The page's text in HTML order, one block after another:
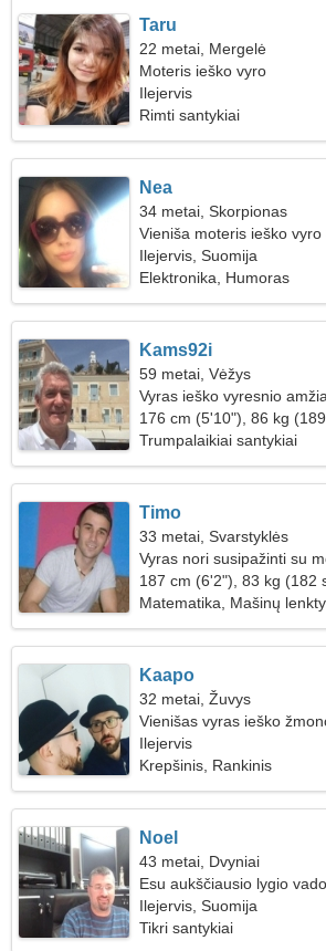
Taru
22 metai, Mergelė
Moteris ieško vyro
Ilejervis
Rimti santykiai
Nea
34 metai, Skorpionas
Vieniša moteris ieško vyro
Ilejervis, Suomija
Elektronika, Humoras
Kams92i
59 metai, Vėžys
Vyras ieško vyresnio
176 cm (5'10"), 86 kg
Trumpalaikiai santykiai
Timo
33 metai, Svarstyklės
Vyras nori susipažinti su
187 cm (6'2"), 83 kg (182
Matematika, Mašinų
Kaapo
32 metai, Žuvys
Vienišas vyras ieško
Ilejervis
Krepšinis, Rankinis
Noel
43 metai, Dvyniai
Esu aukščiausio lygio
moters
Ilejervis, Suomija
Tikri santykiai